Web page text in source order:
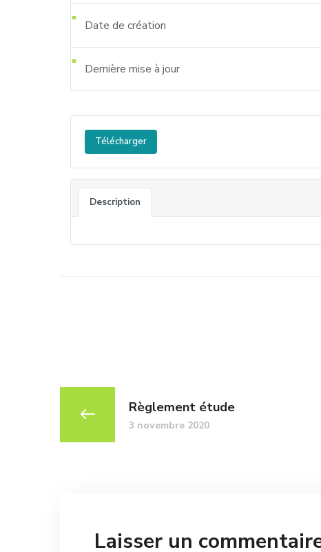
Date de création
Dernière mise à jour
Télécharger
Description
Règlement étude
3 novembre 2020
Laisser un